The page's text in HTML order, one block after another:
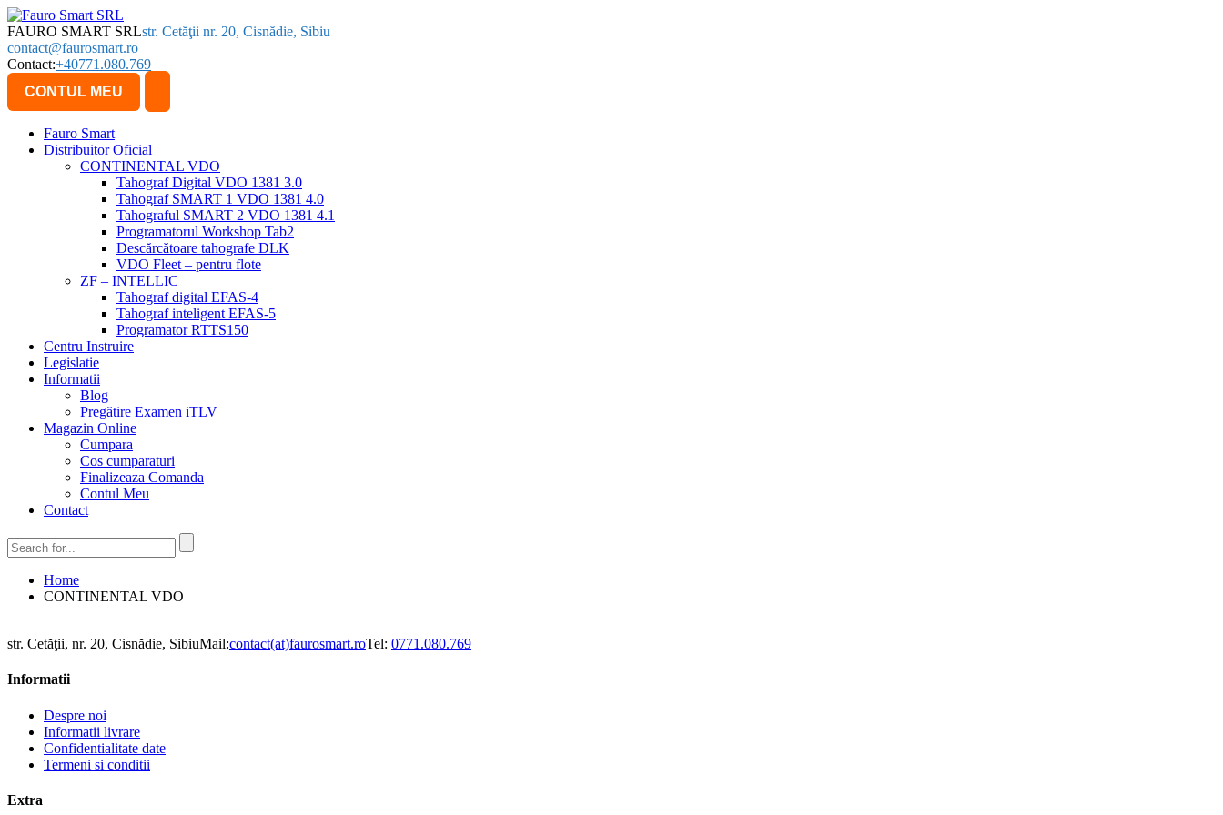
FAURO SMART SRLstr. Cetăţii nr. 20, Cisnădie, Sibiu
contact@faurosmart.ro
Contact:+40771.080.769
CONTUL MEU
Fauro Smart
Distribuitor Oficial
CONTINENTAL VDO
Tahograf Digital VDO 1381 3.0
Tahograf SMART 1 VDO 1381 4.0
Tahograful SMART 2 VDO 1381 4.1
Programatorul Workshop Tab2
Descărcătoare tahografe DLK
VDO Fleet – pentru flote
ZF – INTELLIC
Tahograf digital EFAS-4
Tahograf inteligent EFAS-5
Programator RTTS150
Centru Instruire
Legislatie
Informatii
Blog
Pregătire Examen iTLV
Magazin Online
Cumpara
Cos cumparaturi
Finalizeaza Comanda
Contul Meu
Contact
Home
CONTINENTAL VDO
str. Cetăţii, nr. 20, Cisnădie, SibiuMail:contact(at)faurosmart.roTel: 0771.080.769
Informatii
Despre noi
Informatii livrare
Confidentialitate date
Termeni si conditii
Extra